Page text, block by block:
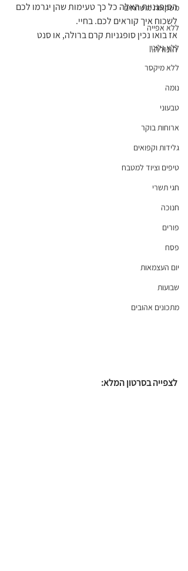
משקאות מושחתים
ללא אפייה
ללא גלוטן
ללא מיקסר
נומה
טבעוני
ארוחות בוקר
גלידות וקפואים
טיפים וציוד למטבח
חגי תשרי
חנוכה
פורים
פסח
יום העצמאות
שבועות
מתכונים אהובים
הסופגניות האלה כל כך טעימות שהן יגרמו לכם
לשכוח איך קוראים לכם. בחיי.
אז בואו נכין סופגניות קרם ברולה, או סנט
הונורה.
לצפייה בסרטון המלא: